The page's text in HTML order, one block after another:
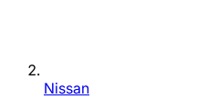
Nissan